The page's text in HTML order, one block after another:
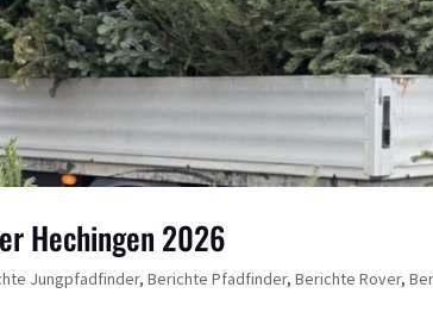
Hechingen 2026
Jungpfadfinder,Berichte Pfadfinder,Berichte Rover,